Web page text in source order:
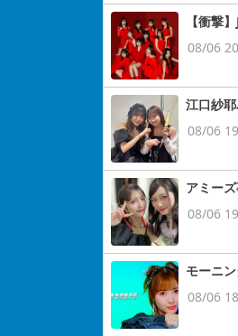
【衝撃
08/06
江口紗
08/06
アミー
08/06
モーニ
08/06